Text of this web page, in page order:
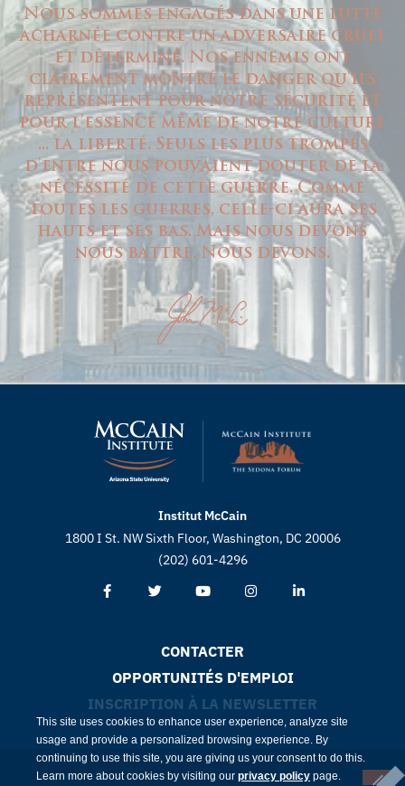
Nous sommes engagés dans une lutte
acharnée contre un adversaire cruel
et déterminé. Nos ennemis ont
clairement montré le danger qu'ils
représentent pour notre sécurité et
pour l'essence même de notre culture
... la liberté. Seuls les plus trompés
d'entre nous pouvaient douter de la
nécessité de cette guerre. Comme
toutes les guerres, celle-ci aura ses
hauts et ses bas. Mais nous devons
nous battre. Nous devons.
Institut McCain
1800 I St. NW Sixth Floor, Washington, DC 20006
(202) 601-4296
CONTACTER
OPPORTUNITÉS D'EMPLOI
INSCRIPTION À LA NEWSLETTER
This site uses cookies to enhance user experience, analyze site
usage and provide a personalized browsing experience. By
continuing to use this site, you are giving us your consent to do this.
Learn more about cookies by visiting our privacy policy page.